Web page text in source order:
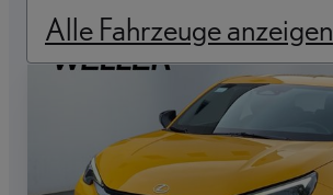
Alle Fahrzeuge anzeigen